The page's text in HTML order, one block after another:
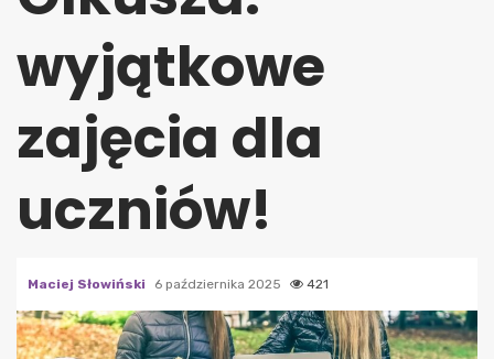
wyjątkowe
zajęcia dla
uczniów!
Maciej Słowiński 6 października 2025 421